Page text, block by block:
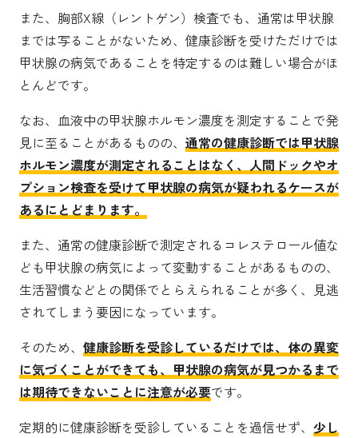
また、胸部X線（レントゲン）検査でも、通常は甲状腺
までは写ることがないため、健康診断を受けただけでは
甲状腺の病気であることを特定するのは難しい場合がほ
とんどです。
なお、血液中の甲状腺ホルモン濃度を測定することで発
見に至ることがあるものの、 通常の健康診断では甲状腺
ホルモン濃度が測定されることはなく、人間ドックやオ
プション検査を受けて甲状腺の病気が疑われるケースが
あるにとどまります。
また、通常の健康診断で測定されるコレステロール値な
ども甲状腺の病気によって変動することがあるものの、
生活習慣などとの関係でとらえられることが多く、見逃
されてしまう要因になっています。
そのため、 健康診断を受診しているだけでは、体の異変
に気づくことができても、甲状腺の病気が見つかるまで
は期待できないことに注意が必要です。
定期的に健康診断を受診していることを過信せず、 少し